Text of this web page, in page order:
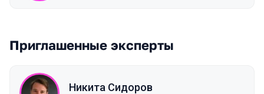
Приглашенные эксперты
Никита Сидоров